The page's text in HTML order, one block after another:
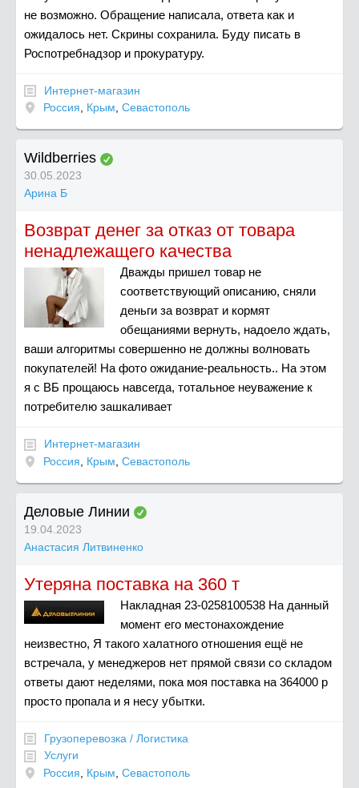
не возможно. Обращение написала, ответа как и
ожидалось нет. Скрины сохранила. Буду писать в
Роспотребнадзор и прокуратуру.
Интернет-магазин
Россия
Крым Севастополь
Wildberries
30.05.2023
Арина Б
Возврат денег за отказ от товара
ненадлежащего качества
Дважды пришел товар не
соответствующий описанию, сняли
деньги за возврат и кормят
обещаниями вернуть, надоело ждать,
ваши алгоритмы совершенно не должны волновать
покупателей! На фото ожидание-реальность.. На этом
я с ВБ прощаюсь навсегда, тотальное неуважение к
потребителю зашкаливает
Интернет-магазин
Россия
Крым Севастополь
Деловые Линии
19.04.2023
Анастасия Литвиненко
Утеряна поставка на 360 т
Накладная 23-0258100538 На данный
момент его местонахождение
неизвестно, Я такого халатного отношения ещё не
встречала, у менеджеров нет прямой связи со складом
ответы дают неделями, пока моя поставка на 364000 р
просто пропала и я несу убытки.
Грузоперевозка / Логистика
Услуги
Россия
Крым Севастополь